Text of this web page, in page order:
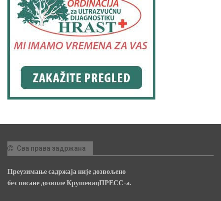
Сва права задржана
Преузимање садржаја није дозвољено
без писане дозволе КрушевацПРЕСС-а.